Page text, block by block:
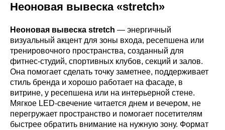
Неоновая вывеска «stretch»
Неоновая вывеска stretch — энергичный
визуальный акцент для зоны входа, ресепшена или
тренировочного пространства, созданный для
фитнес-студий, спортивных клубов, секций и залов.
Она помогает сделать точку заметнее, поддерживает
стиль бренда и хорошо работает на фасаде, в
витрине, у ресепшена или на интерьерной стене.
Мягкое LED-свечение читается днем и вечером, не
перегружает пространство и помогает посетителям
быстрее обратить внимание на нужную зону. Формат